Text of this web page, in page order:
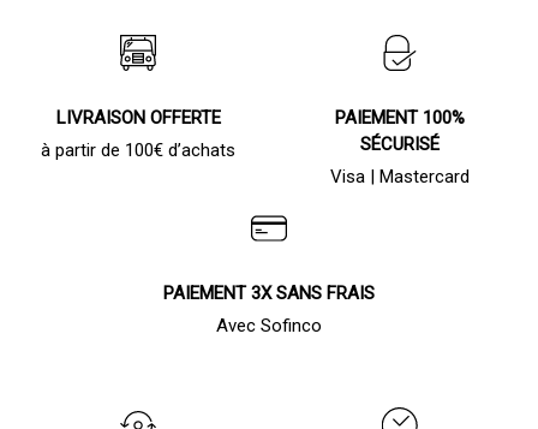
LIVRAISON OFFERTE
à partir de 100€ d’achats
PAIEMENT 100%
SÉCURISÉ
Visa | Mastercard
PAIEMENT 3X SANS FRAIS
Avec Sofinco